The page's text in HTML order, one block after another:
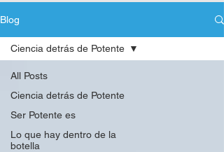
Blog
All Posts
Ciencia detrás de Potente
Ser Potente es
Lo que hay dentro de la
botella
Ciencia detrás de Potente